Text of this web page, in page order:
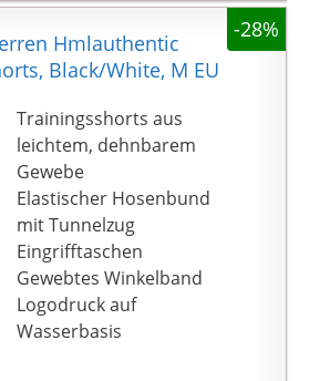
Farbkombina
-28%
Hmlauthentic
Black/White, M EU
Trainingsshorts aus
leichtem, dehnbarem
Gewebe
Elastischer Hosenbund
mit Tunnelzug
Eingrifftaschen
Gewebtes Winkelband
Logodruck auf
Wasserbasis